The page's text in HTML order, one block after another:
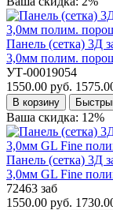
Панель (сетка) 3Д
3,0мм полим.
УТ-00019054
1550.00 руб.
В корзину
Ваша скидка: 12%
Панель (сетка) 3Д
3,0мм GL Fine
72463 заб
1550.00 руб.